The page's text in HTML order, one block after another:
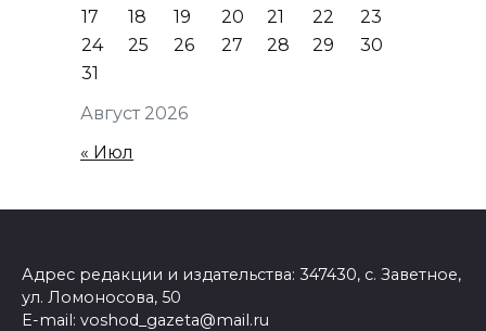
Август 2026
17
18 19 20 21 22
23
24
25 26 27 28 29
30
31
« Июл
Адрес редакции и издательства: 347430, с. Заветное,
ул. Ломоносова, 50
E-mail: voshod_gazeta@mail.ru